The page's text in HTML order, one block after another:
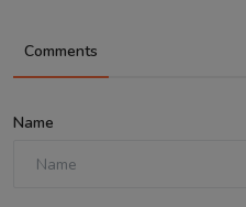
Comments
Name